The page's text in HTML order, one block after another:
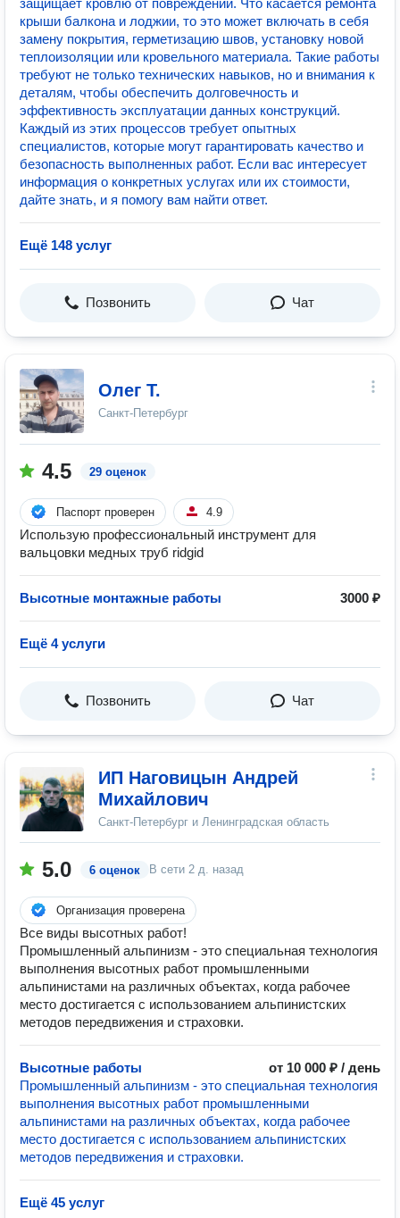
защищает кровлю от повреждений. Что касается ремонта
крыши балкона и лоджии, то это может включать в себя
замену покрытия, герметизацию швов, установку новой
теплоизоляции или кровельного материала. Такие работы
требуют не только технических навыков, но и внимания к
деталям, чтобы обеспечить долговечность и
эффективность эксплуатации данных конструкций.
Каждый из этих процессов требует опытных
специалистов, которые могут гарантировать качество и
безопасность выполненных работ. Если вас интересует
информация о конкретных услугах или их стоимости,
дайте знать, и я помогу вам найти ответ.
Ещё 148 услуг
Позвонить Чат
Олег Т.
Санкт-Петербург
4.5 29 оценок
Паспорт проверен 4.9
Использую профессиональный инструмент для
вальцовки медных труб ridgid
Высотные монтажные работы 3000 ₽
Ещё 4 услуги
Позвонить Чат
ИП Наговицын Андрей
Михайлович
Санкт-Петербург и Ленинградская область
5.0 6 оценок В сети 2 д. назад
Организация проверена
Все виды высотных работ!
Промышленный альпинизм - это специальная технология
выполнения высотных работ промышленными
альпинистами на различных объектах, когда рабочее
место достигается с использованием альпинистских
методов передвижения и страховки.
Высотные работы
от 10 000 ₽ / день
Промышленный альпинизм - это специальная технология
выполнения высотных работ промышленными
альпинистами на различных объектах, когда рабочее
место достигается с использованием альпинистских
методов передвижения и страховки.
Ещё 45 услуг